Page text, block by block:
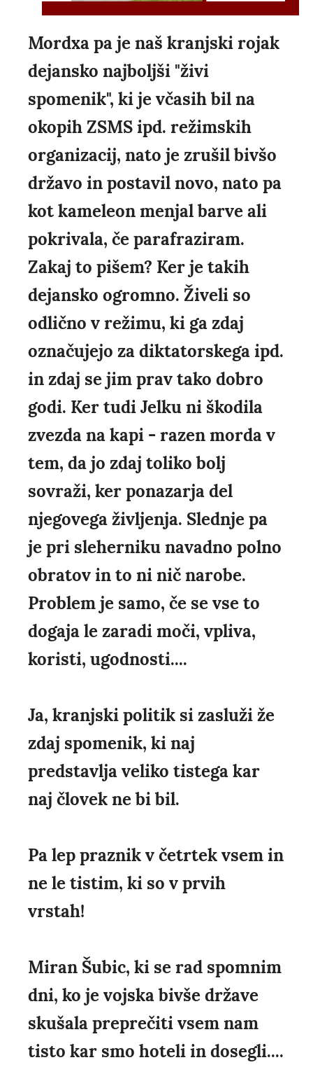
Mordxa pa je naš kranjski rojak
dejansko najboljši "živi
spomenik", ki je včasih bil na
okopih ZSMS ipd. režimskih
organizacij, nato je zrušil bivšo
državo in postavil novo, nato pa
kot kameleon menjal barve ali
pokrivala, če parafraziram.
Zakaj to pišem? Ker je takih
dejansko ogromno. Živeli so
odlično v režimu, ki ga zdaj
označujejo za diktatorskega ipd.
in zdaj se jim prav tako dobro
godi. Ker tudi Jelku ni škodila
zvezda na kapi - razen morda v
tem, da jo zdaj toliko bolj
sovraži, ker ponazarja del
njegovega življenja. Slednje pa
je pri sleherniku navadno polno
obratov in to ni nič narobe.
Problem je samo, če se vse to
dogaja le zaradi moči, vpliva,
koristi, ugodnosti....
Ja, kranjski politik si zasluži že
zdaj spomenik, ki naj
predstavlja veliko tistega kar
naj človek ne bi bil.
Pa lep praznik v četrtek vsem in
ne le tistim, ki so v prvih
vrstah!
Miran Šubic, ki se rad spomnim
dni, ko je vojska bivše države
skušala preprečiti vsem nam
tisto kar smo hoteli in dosegli....